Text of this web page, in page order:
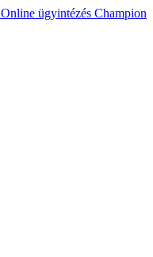
Online ügyintézés Champion